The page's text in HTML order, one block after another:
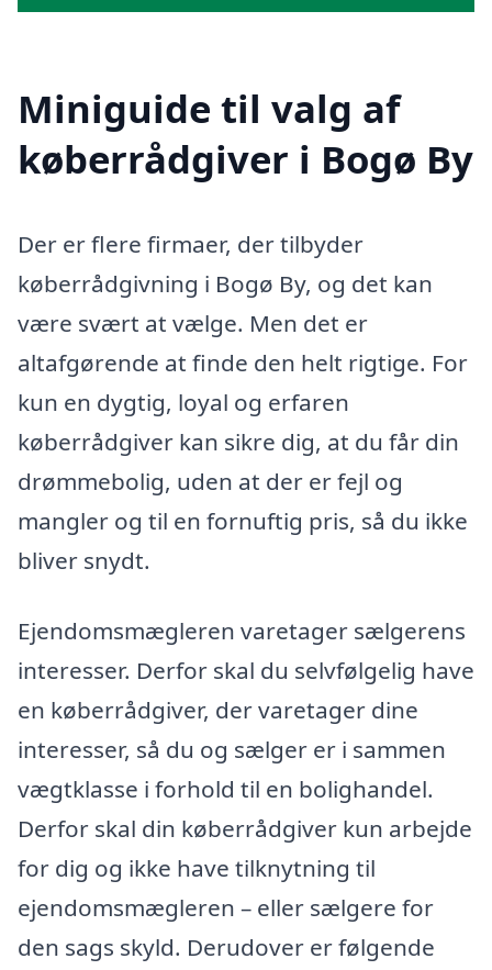
Miniguide til valg af
køberrådgiver i Bogø By
Der er flere firmaer, der tilbyder
køberrådgivning i Bogø By, og det kan
være svært at vælge. Men det er
altafgørende at finde den helt rigtige. For
kun en dygtig, loyal og erfaren
køberrådgiver kan sikre dig, at du får din
drømmebolig, uden at der er fejl og
mangler og til en fornuftig pris, så du ikke
bliver snydt.
Ejendomsmægleren varetager sælgerens
interesser. Derfor skal du selvfølgelig have
en køberrådgiver, der varetager dine
interesser, så du og sælger er i sammen
vægtklasse i forhold til en bolighandel.
Derfor skal din køberrådgiver kun arbejde
for dig og ikke have tilknytning til
ejendomsmægleren – eller sælgere for
den sags skyld. Derudover er følgende